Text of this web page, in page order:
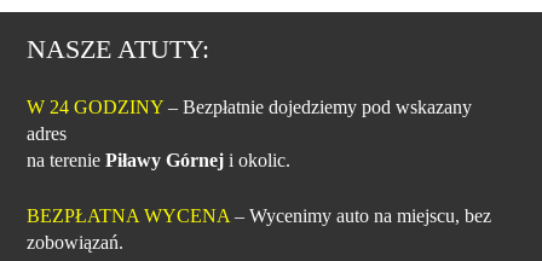
NASZE ATUTY:
W 24 GODZINY – Bezpłatnie dojedziemy pod wskazany
adres
na terenie Piławy Górneji okolic.
BEZPŁATNA WYCENA – Wycenimy auto na miejscu, bez
zobowiązań.